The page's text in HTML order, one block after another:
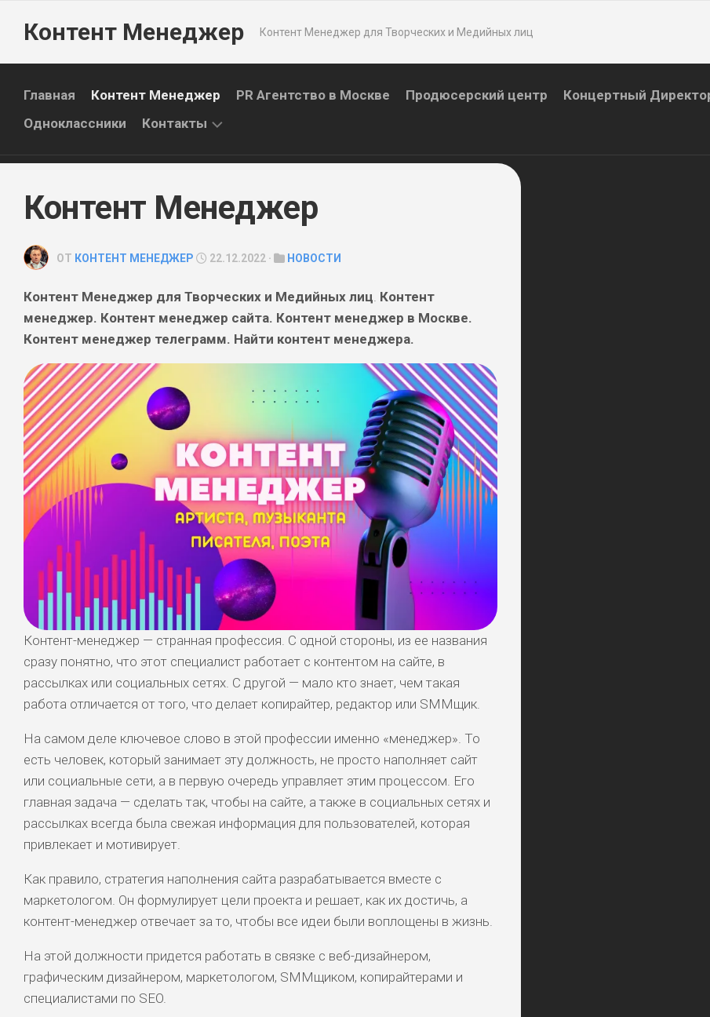
Контент Менеджер Контент Менеджер для Творческих и Медийных лиц
Главная Контент Менеджер PR Агентство в Москве Продюсерский центр Концертный
Одноклассники Контакты
БЛОГИ
Контент Менеджер
ОТ КОНТЕНТ МЕНЕДЖЕР 22.12.2022 · НОВОСТИ
Контент Менеджер для Творческих и Медийных лиц. Контент
менеджер. Контент менеджер сайта. Контент менеджер в Москве.
Контент менеджер телеграмм. Найти контент менеджера.
Контент-менеджер — странная профессия. С одной стороны, из ее названия
сразу понятно, что этот специалист работает с контентом на сайте, в
рассылках или социальных сетях. С другой — мало кто знает, чем такая
работа отличается от того, что делает копирайтер, редактор или SMMщик.
На самом деле ключевое слово в этой профессии именно «менеджер». То
есть человек, который занимает эту должность, не просто наполняет сайт
или социальные сети, а в первую очередь управляет этим процессом. Его
главная задача — сделать так, чтобы на сайте, а также в социальных сетях и
рассылках всегда была свежая информация для пользователей, которая
привлекает и мотивирует.
Как правило, стратегия наполнения сайта разрабатывается вместе с
маркетологом. Он формулирует цели проекта и решает, как их достичь, а
контент-менеджер отвечает за то, чтобы все идеи были воплощены в жизнь.
На этой должности придется работать в связке с веб-дизайнером,
графическим дизайнером, маркетологом, SMMщиком, копирайтерами и
специалистами по SEO.